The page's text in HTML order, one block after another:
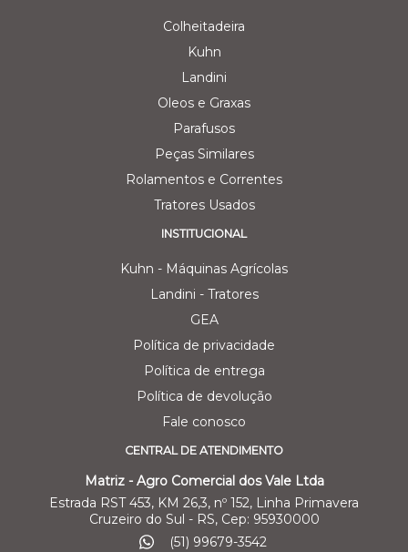
Colheitadeira
Kuhn
Landini
Oleos e Graxas
Parafusos
Peças Similares
Rolamentos e Correntes
Tratores Usados
INSTITUCIONAL
Kuhn - Máquinas Agrícolas
Landini - Tratores
GEA
Política de privacidade
Política de entrega
Política de devolução
Fale conosco
CENTRAL DE ATENDIMENTO
Matriz - Agro Comercial dos Vale Ltda
Estrada RST 453, KM 26,3, nº 152, Linha Primavera
Cruzeiro do Sul - RS, Cep: 95930000
(51) 99679-3542